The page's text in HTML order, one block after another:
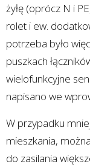
żyłę (oprócz N i
rolet i ew.
potrzeba było
puszkach
wielofunkcyjne
napisano we
W przypadku
mieszkania,
do zasilania